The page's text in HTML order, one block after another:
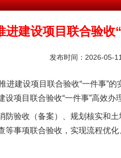
进建设项目联合验收
发布时间：2026-05-
设项目联合验收“一件事”的
项目联合验收“一件事”高效办
验收（备案）、规划核实和土
事项联合验收，实现流程优